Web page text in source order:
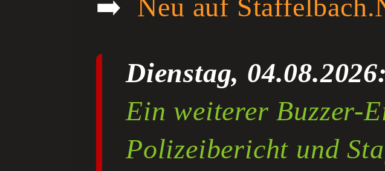
➡️ Neu auf
Dienstag, 04.08.2026:
Ein weiterer Buzzer-
Polizeibericht und